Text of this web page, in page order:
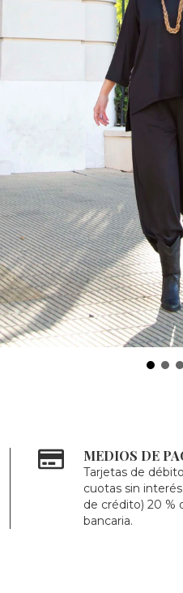
MEDIOS DE
Tarjetas de
cuotas sin
de crédito) 20 %
bancaria.